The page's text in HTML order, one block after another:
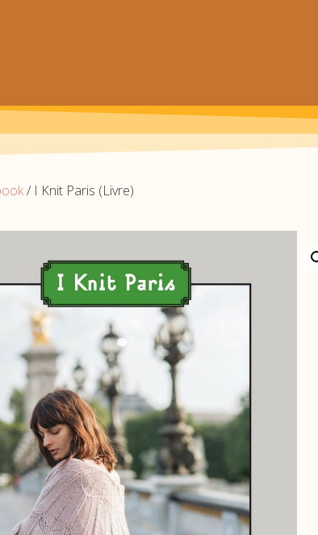
20% de réduction sur ton prochain achat de patrons
/ I Knit Paris (Livre)